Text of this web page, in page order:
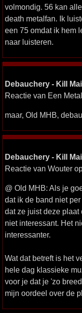
volmondig. 56 kan
death metalfan. Ik
een 75 omdat ik hem
naar luisteren.
Debauchery - Kill
Reactie van Een
maar, Old MHB,
Debauchery - Kill
Reactie van Wouter
@ Old MHB: Als je
dat ik de band niet
dat ze juist deze
niet interessant. Het
interessanter.
Wat dat betreft is het
hele dag klassieke
voor je dat je 'zo
mijn oordeel over de